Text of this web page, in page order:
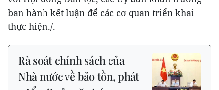
ban hành kết luận để các cơ quan triển khai
thực hiện./.
Rà soát chính sách của
Nhà nước về bảo tồn, phát